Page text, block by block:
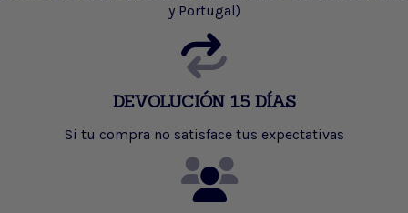
y Portugal)
DEVOLUCIÓN 15 DÍAS
Si tu compra no satisface tus expectativas